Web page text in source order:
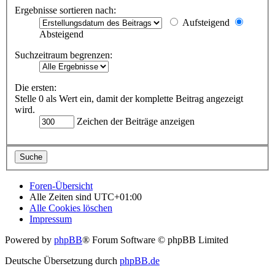
Ergebnisse sortieren nach:
Aufsteigend
Absteigend
Suchzeitraum begrenzen:
Die ersten:
Stelle 0 als Wert ein, damit der komplette Beitrag angezeigt
wird.
Zeichen der Beiträge anzeigen
Foren-Übersicht
Alle Zeiten sind UTC+01:00
Alle Cookies löschen
Impressum
Powered by phpBB® Forum Software © phpBB Limited
Deutsche Übersetzung durch phpBB.de